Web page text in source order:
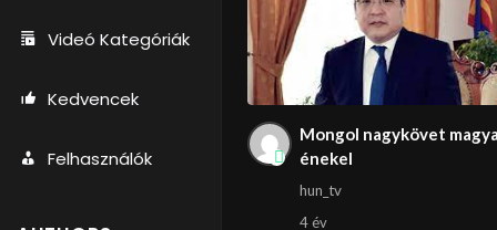
Videó Kategóriák
Kedvencek
Felhasználók
Mongol nagykövet
énekel
hun_tv
4 év